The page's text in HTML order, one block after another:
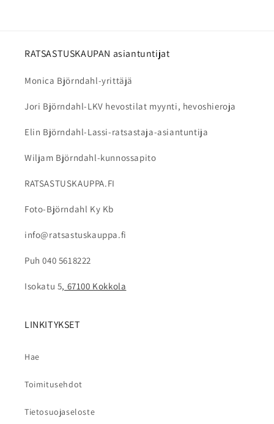
RATSASTUSKAUPAN asiantuntijat
Monica Björndahl-yrittäjä
Jori Björndahl-LKV hevostilat myynti, hevoshieroja
Elin Björndahl-Lassi-ratsastaja-asiantuntija
Wiljam Björndahl-kunnossapito
RATSASTUSKAUPPA.FI
Foto-Björndahl Ky Kb
info@ratsastuskauppa.fi
Puh 040 5618222
Isokatu 5, 67100 Kokkola
LINKITYKSET
Hae
Toimitusehdot
Tietosuojaseloste